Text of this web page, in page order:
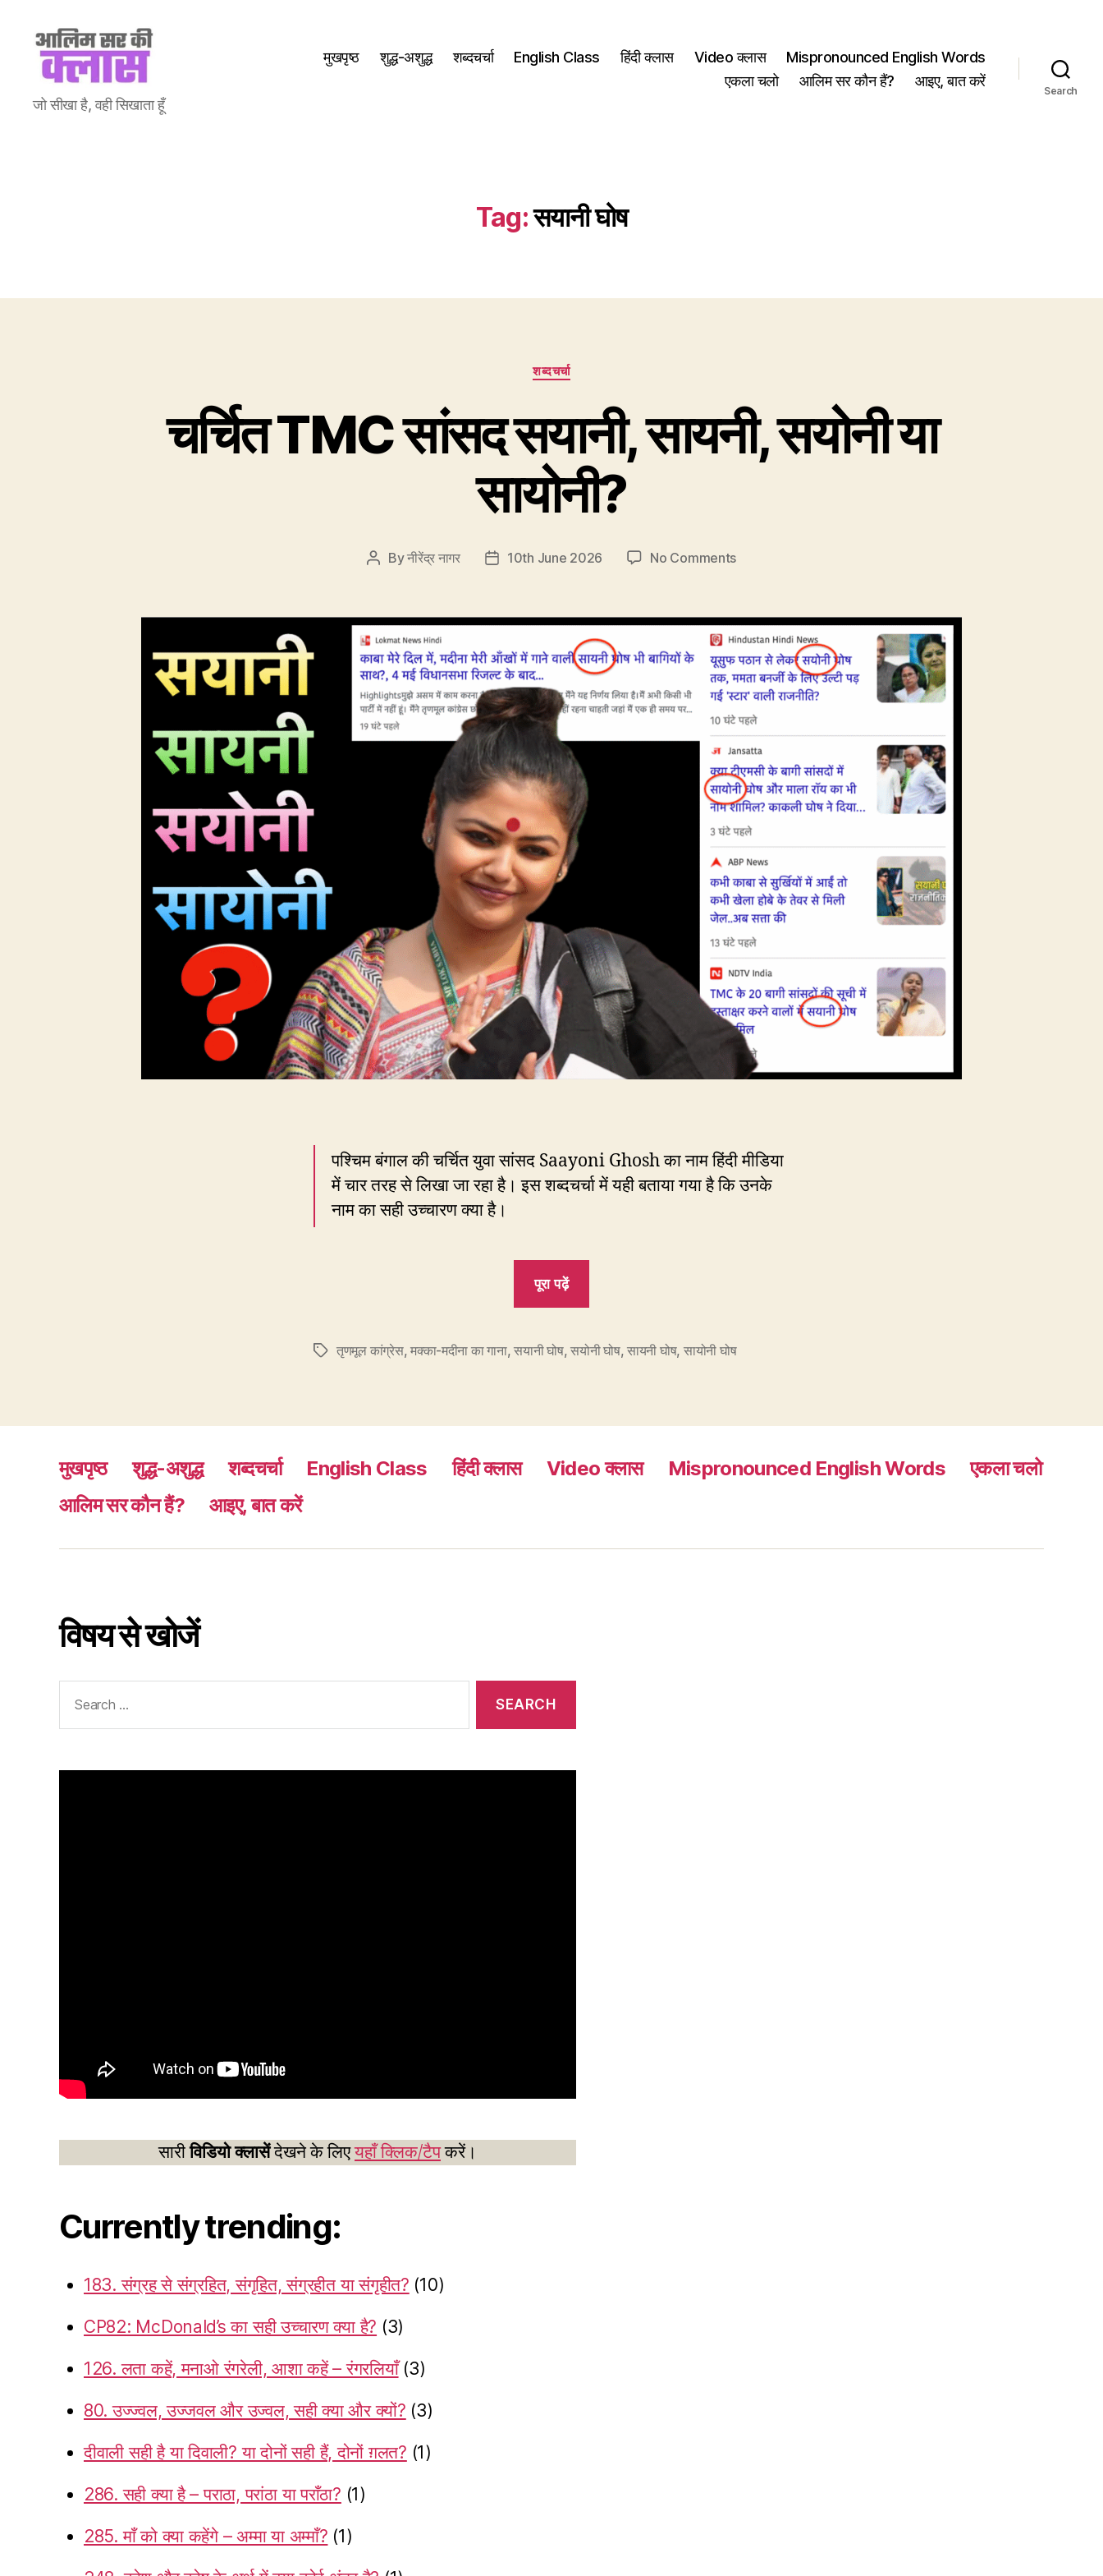
Aalim
Sir
जो सीखा है, वही सिखाता हूँ
मुखपृष्ठ शुद्ध-अशुद्ध शब्दचर्चा English Class हिंदी क्लास Video क्लास
Mispronounced English Words
एकला चलो
आलिम सर कौन हैं? आइए, बात करें
Search
Tag:सयानी घोष
Categories
शब्दचर्चा
चर्चित TMC सांसद सयानी, सायनी, सयोनी या
सायोनी?
PostByनीरेंद्र नागर
Post10th June 2026 No Commentson
सांसद
सयानी,
सायनी,
सयोनी
या
सायोनी?
पश्चिम बंगाल की चर्चित युवा सांसद Saayoni Ghosh का नाम हिंदी मीडिया
में चार तरह से लिखा जा रहा है। इस शब्दचर्चा में यही बताया गया है कि उनके
नाम का सही उच्चारण क्या है।
पूरा पढ़ें
सयानी,
या
Tagsतृणमूल कांग्रेस,मक्का-मदीना का गाना,सयानी घोष,सयोनी घोष, सायनी घोष, सायोनी घोष
मुखपृष्ठ शुद्ध-अशुद्ध शब्दचर्चा English Class हिंदी क्लास Video क्लास Mispronounced English Words
एकला चलो
आलिम सर कौन हैं?
आइए, बात करें
विषय से खोजें
for:
सारीविडियो क्लासेंदेखने के लिएयहाँ क्लिक/टैपकरें।
Currently trending:
183. संग्रह से संग्रहित, संगृहित, संग्रहीत या संगृहीत? (10)
CP82: McDonald’s का सही उच्चारण क्या है? (3)
126. लता कहें, मनाओ रंगरेली, आशा कहें – रंगरलियाँ (3)
80. उज्ज्वल, उज्जवल और उज्वल, सही क्या और क्यों? (3)
दीवाली सही है या दिवाली? या दोनों सही हैं, दोनों ग़लत? (1)
286. सही क्या है – पराठा, परांठा या पराँठा? (1)
285. माँ को क्या कहेंगे – अम्मा या अम्माँ? (1)